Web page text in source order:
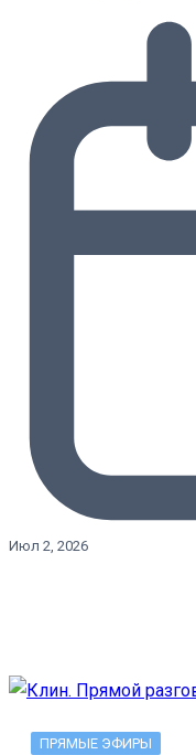
Июл 2, 2026
ПРЯМЫЕ ЭФИРЫ